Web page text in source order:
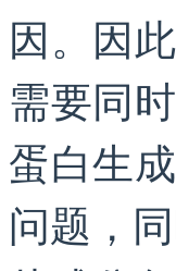
因。因
需要同
蛋白生
问题，